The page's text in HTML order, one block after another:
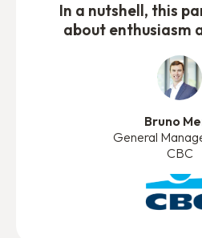
In a nutshell, this
about enthusiasm
Bruno
General
CBC